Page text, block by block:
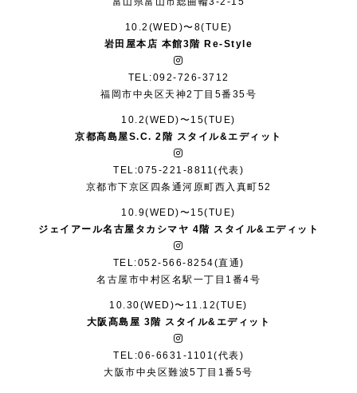
10.2(WED)〜8(TUE)
岩田屋本店 本館3階 Re-Style
TEL:092-726-3712
福岡市中央区天神2丁目5番35号
10.2(WED)〜15(TUE)
京都髙島屋S.C. 2階 スタイル&エディット
TEL:075-221-8811(代表)
京都市下京区四条通河原町⻄入真町52
10.9(WED)〜15(TUE)
ジェイアール名古屋タカシマヤ 4階 スタイル&エディット
TEL:052-566-8254(直通)
名古屋市中村区名駅一丁目1番4号
10.30(WED)〜11.12(TUE)
大阪髙島屋 3階 スタイル&エディット
TEL:06-6631-1101(代表)
大阪市中央区難波5丁目1番5号